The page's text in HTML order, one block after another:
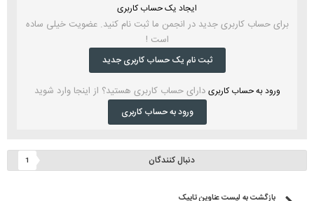
ایجاد یک حساب کاربری
برای حساب کاربری جدید در انجمن ما ثبت نام کنید. عضویت خیلی ساده
است !
ثبت نام یک حساب کاربری جدید
ورود به حساب کاربری دارای حساب کاربری هستید؟ از اینجا وارد شوید
ورود به حساب کاربری
دنبال کنندگان 1
بازگشت به لیست عناوین تاپیک